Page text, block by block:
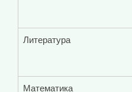
Литература
Математика